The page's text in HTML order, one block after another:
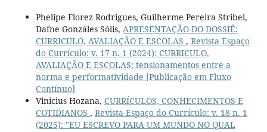
Phelipe Florez Rodrigues, Guilherme Pereira Stribel,
Dafne Gonzáles Sólis, APRESENTAÇÃO DO DOSSIÊ:
CURRICULO, AVALIAÇÃO E ESCOLAS , Revista Espaço
do Currículo: v. 17 n. 1 (2024): CURRICULO,
AVALIAÇÃO E ESCOLAS: tensionamentos entre a
norma e performatividade [Publicação em Fluxo
Contínuo]
Vinícius Hozana, CURRÍCULOS, CONHECIMENTOS E
COTIDIANOS , Revista Espaço do Currículo: v. 18 n. 1
(2025): "EU ESCREVO PARA UM MUNDO NO QUAL